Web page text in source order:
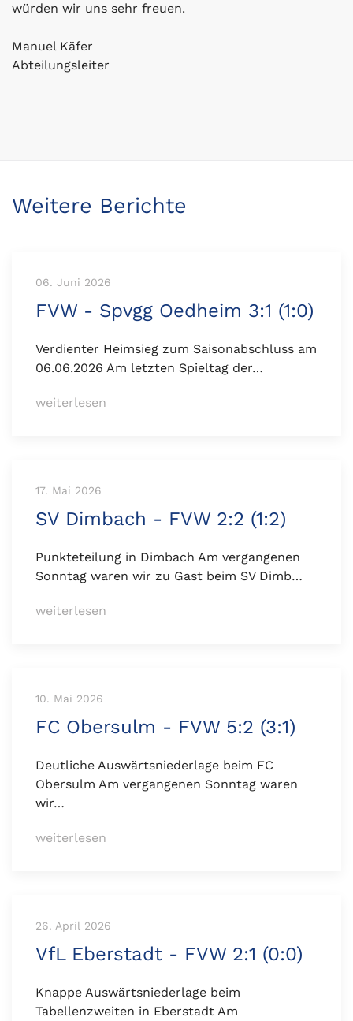
würden wir uns sehr freuen.
Manuel Käfer
Abteilungsleiter
Weitere Berichte
06. Juni 2026
FVW - Spvgg Oedheim 3:1 (1:0)
Verdienter Heimsieg zum Saisonabschluss am
06.06.2026 Am letzten Spieltag der…
weiterlesen
17. Mai 2026
SV Dimbach - FVW 2:2 (1:2)
Punkteteilung in Dimbach Am vergangenen
Sonntag waren wir zu Gast beim SV Dimb…
weiterlesen
10. Mai 2026
FC Obersulm - FVW 5:2 (3:1)
Deutliche Auswärtsniederlage beim FC
Obersulm Am vergangenen Sonntag waren
wir…
weiterlesen
26. April 2026
VfL Eberstadt - FVW 2:1 (0:0)
Knappe Auswärtsniederlage beim
Tabellenzweiten in Eberstadt Am